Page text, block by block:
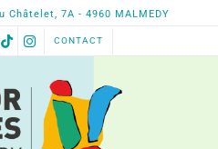
Châtelet, 7A - 4960 MALMEDY
CONTACT